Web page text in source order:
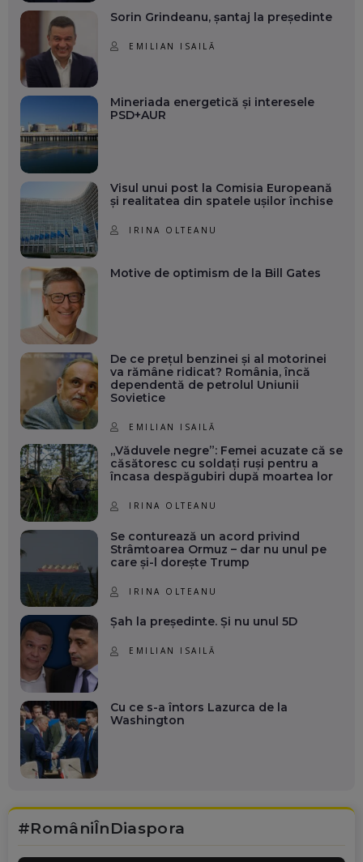
Sorin Grindeanu, șantaj la președinte
EMILIAN ISAILĂ
Mineriada energetică și interesele
PSD+AUR
Visul unui post la Comisia Europeană
și realitatea din spatele ușilor închise
IRINA OLTEANU
Motive de optimism de la Bill Gates
De ce prețul benzinei și al motorinei
va rămâne ridicat? România, încă
dependentă de petrolul Uniunii
Sovietice
EMILIAN ISAILĂ
„Văduvele negre”: Femei acuzate că se
căsătoresc cu soldați ruși pentru a
încasa despăgubiri după moartea lor
IRINA OLTEANU
Se conturează un acord privind
Strâmtoarea Ormuz – dar nu unul pe
care și-l dorește Trump
IRINA OLTEANU
Șah la președinte. Și nu unul 5D
EMILIAN ISAILĂ
Cu ce s-a întors Lazurca de la
Washington
#RomâniÎnDiaspora